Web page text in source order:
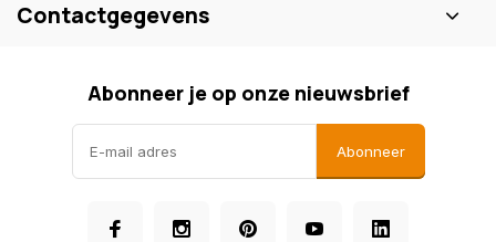
Contactgegevens
Abonneer je op onze nieuwsbrief
Abonneer